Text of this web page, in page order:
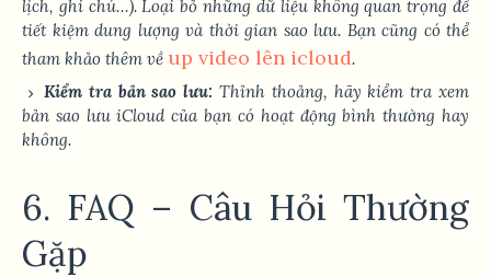
lịch, ghi chú…). Loại bỏ những dữ liệu không quan trọng để
tiết kiệm dung lượng và thời gian sao lưu. Bạn cũng có thể
tham khảo thêm về up video lên icloud.
Kiểm tra bản sao lưu: Thỉnh thoảng, hãy kiểm tra xem
bản sao lưu iCloud của bạn có hoạt động bình thường hay
không.
6. FAQ – Câu Hỏi Thường
Gặp